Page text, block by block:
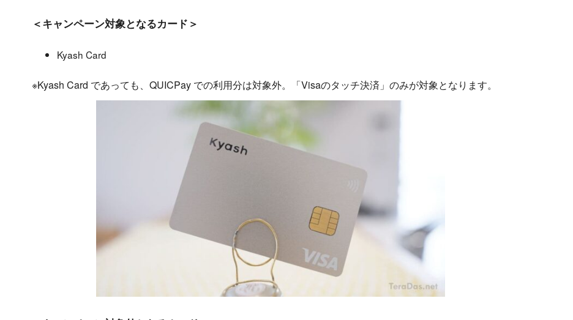
＜キャンペーン対象となるカード＞
Kyash Card
※Kyash Card であっても、QUICPay での利用分は対象外。「Visaのタッチ決済」のみが対象となります。